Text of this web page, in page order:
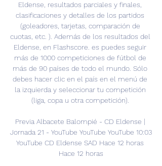
Eldense, resultados parciales y finales,
clasificaciones y detalles de los partidos
(goleadores, tarjetas, comparación de
cuotas, etc. ). Además de los resultados del
Eldense, en Flashscore. es puedes seguir
más de 1000 competiciones de fútbol de
más de 90 países de todo el mundo. Sólo
debes hacer clic en el país en el menú de
la izquierda y seleccionar tu competición
(liga, copa u otra competición).
Previa Albacete Balompié - CD Eldense |
Jornada 21 - YouTube YouTube YouTube 10:03
YouTube CD Eldense SAD Hace 12 horas
Hace 12 horas